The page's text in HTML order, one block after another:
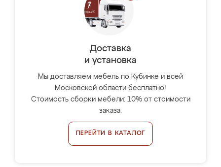
Доставка
и установка
Мы доставляем мебель по Кубинке и всей
Московской области бесплатно!
Стоимость сборки мебели: 10% от стоимости
заказа.
ПЕРЕЙТИ В КАТАЛОГ